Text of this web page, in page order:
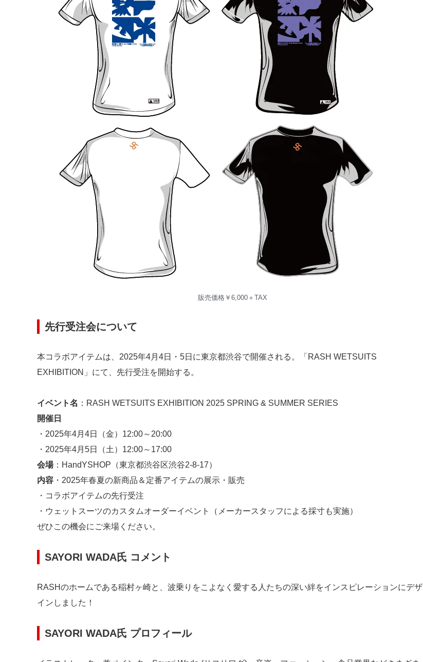
販売価格￥6,000＋TAX
先行受注会について
本コラボアイテムは、2025年4月4日・5日に東京都渋谷で開催される。「RASH WETSUITS
EXHIBITION」にて、先行受注を開始する。
イベント名 ：RASH WETSUITS EXHIBITION 2025 SPRING & SUMMER SERIES
開催日
・2025年4月4日（金）12:00～20:00
・2025年4月5日（土）12:00～17:00
会場：HandYSHOP（東京都渋谷区渋谷2-8-17）
内容 ・2025年春夏の新商品＆定番アイテムの展示・販売
・コラボアイテムの先行受注
・ウェットスーツのカスタムオーダーイベント（メーカースタッフによる採寸も実施）
ぜひこの機会にご来場ください。
SAYORI WADA氏 コメント
RASHのホームである稲村ヶ崎と、波乗りをこよなく愛する人たちの深い絆をインスピレーションにデザ
インしました！
SAYORI WADA氏 プロフィール